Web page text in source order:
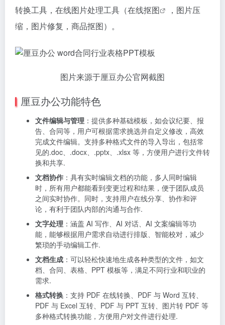
转换工具，在线图片处理工具（在线抠图
，图片压
缩，图片修复，商品抠图）。
图片来源于厘豆办公官网截图
厘豆办公功能特色
文件编辑与管理 ：提供多种基础模板，如会议纪要、报
告、合同等，用户可根据需求挑选并自定义修改，高效
完成文件编辑。支持多种格式文件的导入导出，包括常
见的.doc、.docx、.pptx、.xlsx 等，方便用户进行文件转
换和共享.
文档协作 ：具有实时编辑文档的功能，多人同时编辑
时，所有用户都能看到变更过程和结果，便于团队成员
之间实时协作。同时，支持用户在线分享、协作和评
论，有利于团队内部的沟通与合作.
文字处理 ：涵盖 AI 写作、AI 对话、AI 文案编辑等功
能，能够根据用户需求自动进行排版、智能校对，减少
繁琐的手动编辑工作.
文档生成 ：可以轻松快速地生成各种类型的文件，如文
档、合同、表格、PPT 模板等，满足不同行业和职业的
需求.
格式转换 ：支持 PDF 在线转换、PDF 与 Word 互转、
PDF 与 Excel 互转、PDF 与 PPT 互转、图片转 PDF 等
多种格式转换功能，方便用户对文件进行处理.